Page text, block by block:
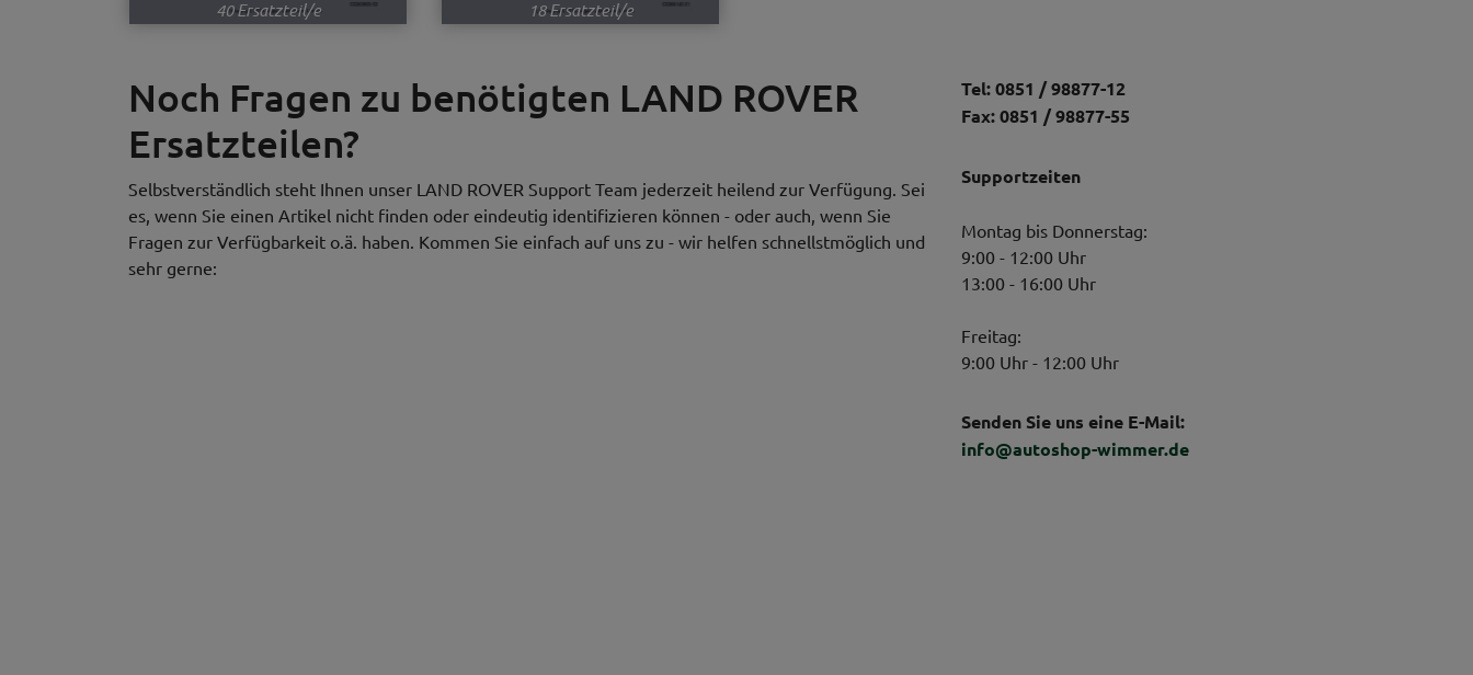
40 Ersatzteil/e 18 Ersatzteil/e
Noch Fragen zu benötigten LAND ROVER
Ersatzteilen?
Selbstverständlich steht Ihnen unser LAND ROVER Support Team jederzeit heilend zur Verfügung. Sei
es, wenn Sie einen Artikel nicht finden oder eindeutig identifizieren können - oder auch, wenn Sie
Fragen zur Verfügbarkeit o.ä. haben. Kommen Sie einfach auf uns zu - wir helfen schnellstmöglich und
sehr gerne:
Tel: 0851 / 98877-12
Fax: 0851 / 98877-55
Supportzeiten
Montag bis Donnerstag:
9:00 - 12:00 Uhr
13:00 - 16:00 Uhr
Freitag:
9:00 Uhr - 12:00 Uhr
Senden Sie uns eine E-Mail:
info@autoshop-wimmer.de